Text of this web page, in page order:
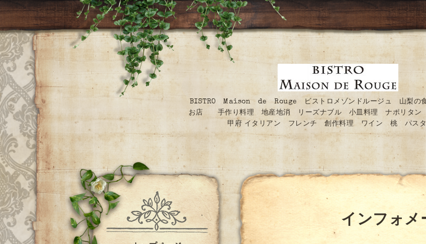
BISTRO Maison de Rouge ビストロメゾンドルージュ 山梨の
お店 手作り料理 地産地消 リーズナブル 小皿料理 ナポリタン
甲府 イタリアン フレンチ 創作料理 ワイン 桃
インフォメ